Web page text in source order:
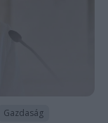
Gazdaság